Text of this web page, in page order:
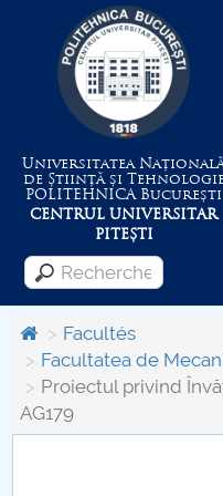
Universitatea
de Știință și
POLITEHNICABucurești
CENTRUL UNIVERSITAR
PITEȘTI
Menu
Despre Universitate
Centrul de
Facultés
Facultatea de
Proiectul privind
AG179